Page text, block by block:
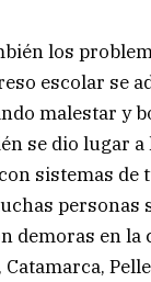
los
escolar se
malestar y
se dio lugar
sistemas de
demoras en